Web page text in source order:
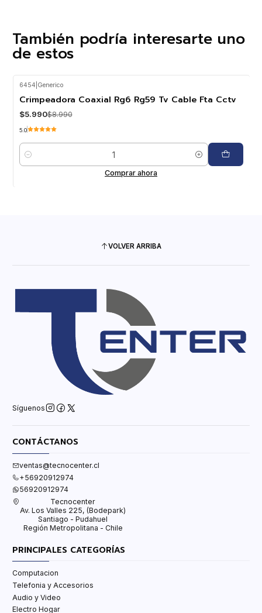
También podría interesarte uno
de estos
6454 Generico
Crimpeadora Coaxial Rg6 Rg59 Tv Cable Fta Cctv
$5.990$8.990
5.0
Cantidad
Comprar ahora
VOLVER ARRIBA
Síguenos
CONTÁCTANOS
ventas@tecnocenter.cl
+56920912974
56920912974
Tecnocenter
Av. Los Valles 225, (Bodepark)
Santiago - Pudahuel
Región Metropolitana - Chile
PRINCIPALES CATEGORÍAS
Computacion
Telefonia y Accesorios
Audio y Video
Electro Hogar